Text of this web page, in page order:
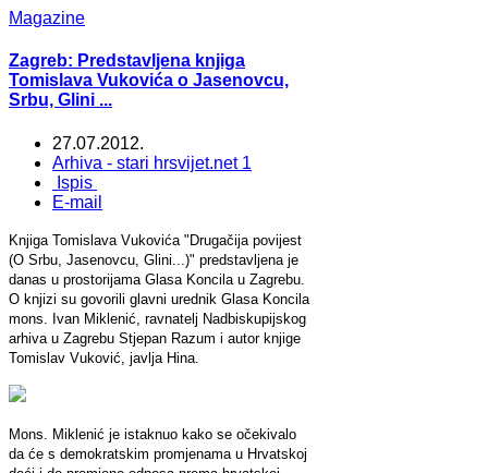
Magazine
Zagreb: Predstavljena knjiga
Tomislava Vukovića o Jasenovcu,
Srbu, Glini ...
27.07.2012.
Arhiva - stari hrsvijet.net 1
Ispis
E-mail
Knjiga Tomislava Vukovića "Drugačija povijest
(O Srbu, Jasenovcu, Glini...)" predstavljena je
danas u prostorijama Glasa Koncila u Zagrebu.
O knjizi su govorili glavni urednik Glasa Koncila
mons. Ivan Miklenić, ravnatelj Nadbiskupijskog
arhiva u Zagrebu Stjepan Razum i autor knjige
Tomislav Vuković, javlja Hina.
Mons. Miklenić je istaknuo kako se očekivalo
da će s demokratskim promjenama u Hrvatskoj